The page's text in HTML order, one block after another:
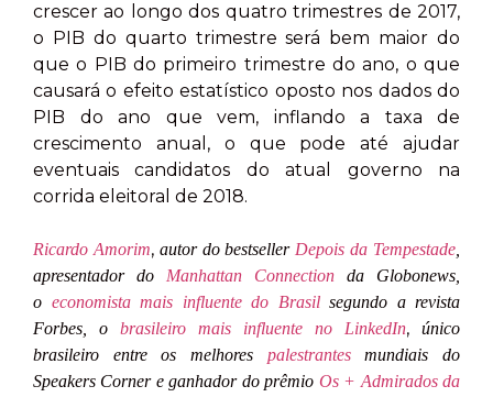
crescer ao longo dos quatro trimestres de 2017,
o PIB do quarto trimestre será bem maior do
que o PIB do primeiro trimestre do ano, o que
causará o efeito estatístico oposto nos dados do
PIB do ano que vem, inflando a taxa de
crescimento anual, o que pode até ajudar
eventuais candidatos do atual governo na
corrida eleitoral de 2018.
Ricardo Amorim, autor do bestseller Depois da Tempestade
apresentador do Manhattan Connection
da Globonews,
o economista mais influente do Brasil segundo a revista
Forbes, o brasileiro mais influente no LinkedIn, único
brasileiro entre os melhores palestrantes
mundiais do
Speakers Corner e ganhador do prêmio Os + Admirados da